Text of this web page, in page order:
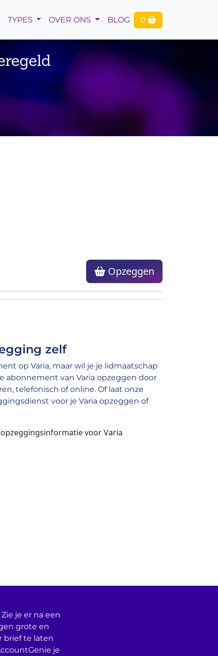
TYPES OVER ONS BLOG 0
Opzeggen
zelf
op Varia, maar wil je je lidmaatschap
abonnement van Varia opzeggen door
telefonisch of online. Of laat onze
voor je Varia opzeggen of
voor Varia
je er na een
grote en
brief te laten
je